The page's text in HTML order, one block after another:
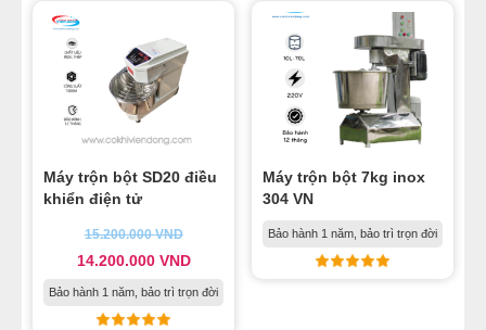
Máy trộn bột SD20 điều
khiển điện tử
15.200.000VND
14.200.000 VND
Bảo hành 1 năm, bảo trì trọn đời
Máy trộn bột 7kg inox
304 VN
Bảo hành 1 năm, bảo trì trọn đời